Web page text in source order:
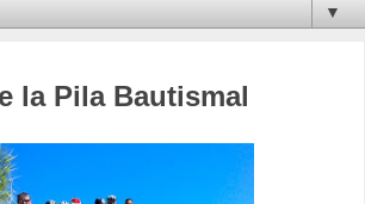
▼
la Pila Bautismal